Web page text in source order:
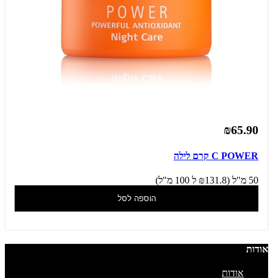
₪65.90
C POWER קרם לילה
50 מ"ל (₪131.8 ל 100 מ"ל)
הוספה לסל
אודות
אודות